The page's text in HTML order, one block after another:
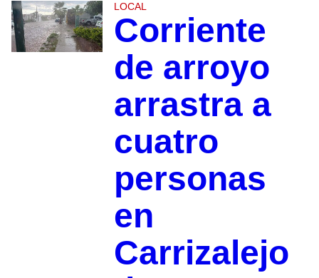
LOCAL
Corriente
de arroyo
arrastra a
cuatro
personas
en
Carrizalejo